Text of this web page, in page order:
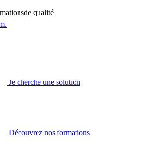
de qualité
Je cherche une solution
Découvrez nos formations